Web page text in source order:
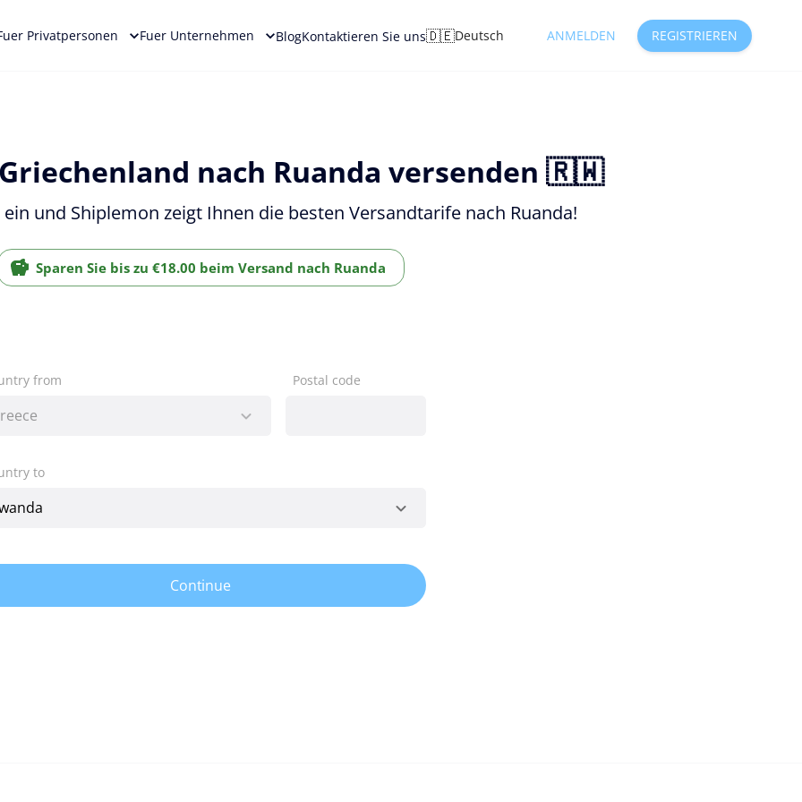
Privatpersonen Fuer Unternehmen BlogKontaktieren Sie uns🇩🇪Deutsch ANMELDEN REGISTRIEREN
nach Ruanda versenden 🇷🇼
und Shiplemon zeigt Ihnen die besten Versandtarife nach Ruanda!
Sparen Sie bis zu €18.00 beim Versand nach Ruanda
from Postal code
to
Continue